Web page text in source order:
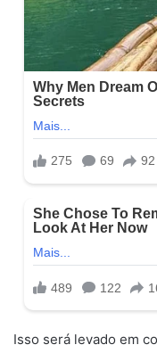
Isso será levado em